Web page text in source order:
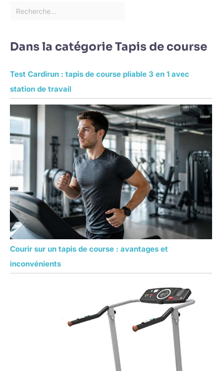
Dans la catégorie Tapis de course
Test Cardirun : tapis de course pliable 3 en 1 avec
station de travail
Courir sur un tapis de course : avantages et
inconvénients